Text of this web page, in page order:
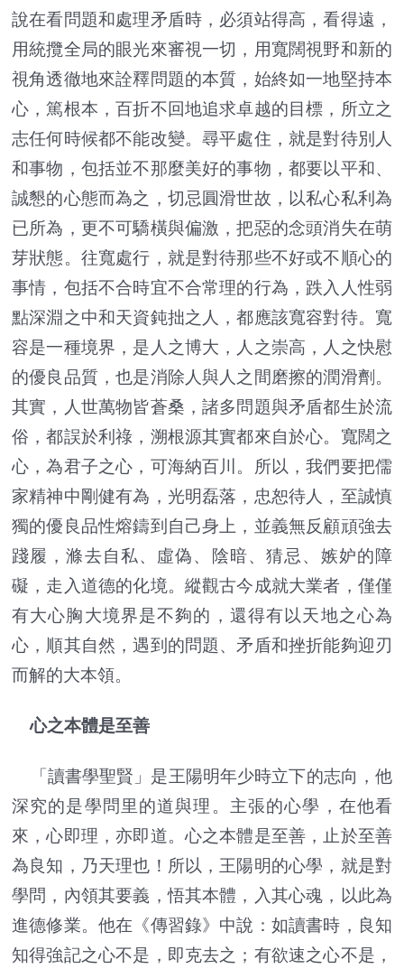
說在看問題和處理矛盾時，必須站得高，看得遠，
用統攬全局的眼光來審視一切，用寬闊視野和新的
視角透徹地來詮釋問題的本質，始終如一地堅持本
心，篤根本，百折不回地追求卓越的目標，所立之
志任何時候都不能改變。尋平處住，就是對待別人
和事物，包括並不那麼美好的事物，都要以平和、
誠懇的心態而為之，切忌圓滑世故，以私心私利為
已所為，更不可驕橫與偏激，把惡的念頭消失在萌
芽狀態。往寬處行，就是對待那些不好或不順心的
事情，包括不合時宜不合常理的行為，跌入人性弱
點深淵之中和天資鈍拙之人，都應該寬容對待。寬
容是一種境界，是人之博大，人之崇高，人之快慰
的優良品質，也是消除人與人之間磨擦的潤滑劑。
其實，人世萬物皆蒼桑，諸多問題與矛盾都生於流
俗，都誤於利祿，溯根源其實都來自於心。寬闊之
心，為君子之心，可海納百川。所以，我們要把儒
家精神中剛健有為，光明磊落，忠恕待人，至誠慎
獨的優良品性熔鑄到自己身上，並義無反顧頑強去
踐履，滌去自私、虛偽、陰暗、猜忌、嫉妒的障
礙，走入道德的化境。縱觀古今成就大業者，僅僅
有大心胸大境界是不夠的，還得有以天地之心為
心，順其自然，遇到的問題、矛盾和挫折能夠迎刃
而解的大本領。
心之本體是至善
「讀書學聖賢」是王陽明年少時立下的志向，他
深究的是學問里的道與理。主張的心學，在他看
來，心即理，亦即道。心之本體是至善，止於至善
為良知，乃天理也！所以，王陽明的心學，就是對
學問，內領其要義，悟其本體，入其心魂，以此為
進德修業。他在《傳習錄》中說：如讀書時，良知
知得強記之心不是，即克去之；有欲速之心不是，